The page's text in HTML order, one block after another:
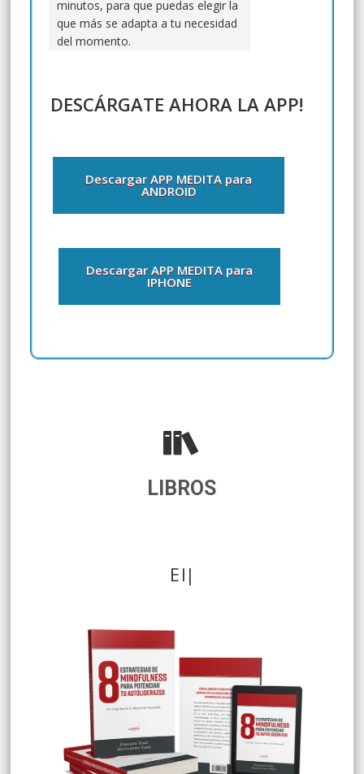
minutos, para que puedas elegir la
que más se adapta a tu necesidad
del momento.
DESCÁRGATE AHORA LA APP !
Descargar APP MEDITA para
ANDROID
Descargar APP MEDITA para
IPHONE
LIBROS
El